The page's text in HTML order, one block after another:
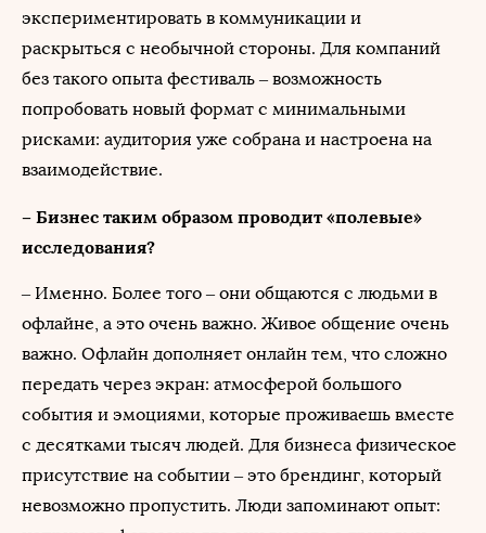
экспериментировать в коммуникации и
раскрыться с необычной стороны. Для компаний
без такого опыта фестиваль – возможность
попробовать новый формат с минимальными
рисками: аудитория уже собрана и настроена на
взаимодействие.
– Бизнес таким образом проводит «полевые»
исследования?
– Именно. Более того – они общаются с людьми в
офлайне, а это очень важно. Живое общение очень
важно. Офлайн дополняет онлайн тем, что сложно
передать через экран: атмосферой большого
события и эмоциями, которые проживаешь вместе
с десятками тысяч людей. Для бизнеса физическое
присутствие на событии – это брендинг, который
невозможно пропустить. Люди запоминают опыт: